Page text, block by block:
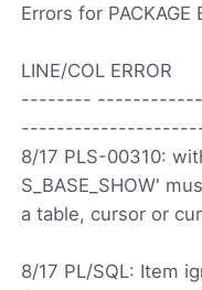
Errors for PACKAGE
LINE/COL ERROR
--------
8/17 PLS-00310:
S_BASE_SHOW'
a table, cursor or
8/17 PL/SQL: Item